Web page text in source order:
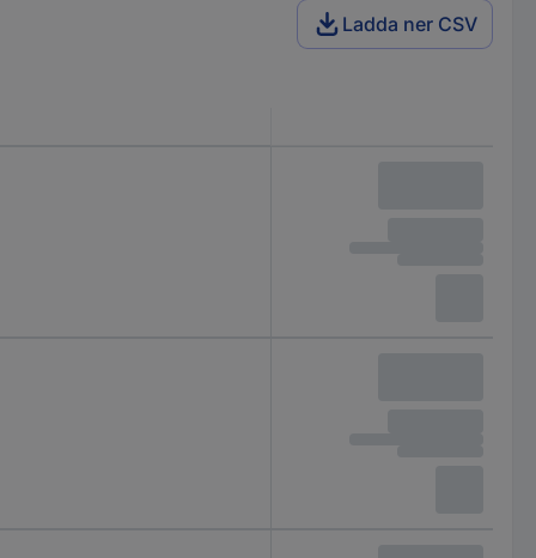
Ladda ner CSV